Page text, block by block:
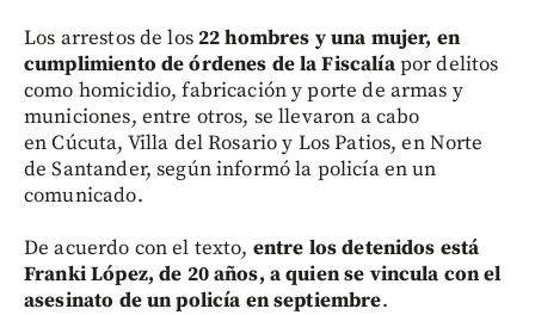
Los arrestos de los22 hombres y una mujer, en
cumplimiento de órdenes de la Fiscalíapor delitos
como homicidio, fabricación y porte de armas y
municiones, entre otros, se llevaron a cabo
en Cúcuta, Villa del Rosario y Los Patios, en Norte
de Santander, según informó la policía en un
comunicado.
De acuerdo con el texto, entre los detenidos está
Franki López, de 20 años, a quien se vincula con el
asesinato de un policía en septiembre.